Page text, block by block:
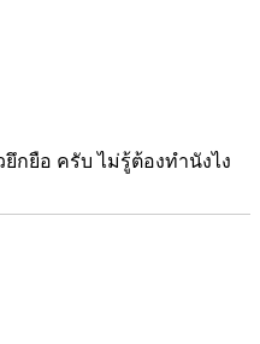
กยือ ครับ ไม่รู้ต้องทำนังไง